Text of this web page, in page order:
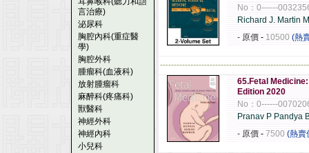
言治療)
泌尿科
胸腔內科(重症醫
學)
胸腔外科
腫瘤科(血液科)
放射腫瘤科
麻醉科(疼痛科)
獸醫科
神經外科
神經內科
小兒科
No：0------
Richard J. Martin
- 原價 - 10500 (熱
65.Fetal
Edition 2020
No：0------
Pranav P Pandya
- 原價 - 7500 (熱賣